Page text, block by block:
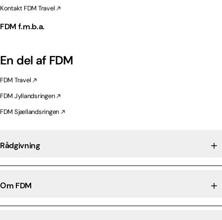
Kontakt FDM Travel
FDM f.m.b.a.
En del af FDM
FDM Travel
FDM Jyllandsringen
FDM Sjællandsringen
Rådgivning
Om FDM